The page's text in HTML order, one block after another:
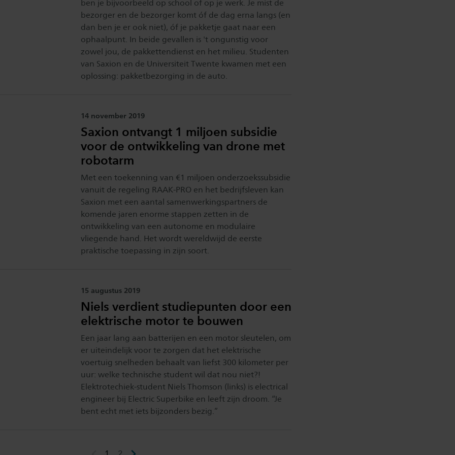
ben je bijvoorbeeld op school of op je werk. Je mist de
bezorger en de bezorger komt óf de dag erna langs (en
dan ben je er ook niet), óf je pakketje gaat naar een
ophaalpunt. In beide gevallen is 't ongunstig voor
zowel jou, de pakkettendienst en het milieu. Studenten
van Saxion en de Universiteit Twente kwamen met een
oplossing: pakketbezorging in de auto.
Publicatiedatum:
14 november 2019
Saxion ontvangt 1 miljoen subsidie
voor de ontwikkeling van drone met
robotarm
Met een toekenning van €1 miljoen onderzoekssubsidie
vanuit de regeling RAAK-PRO en het bedrijfsleven kan
Saxion met een aantal samenwerkingspartners de
komende jaren enorme stappen zetten in de
ontwikkeling van een autonome en modulaire
vliegende hand. Het wordt wereldwijd de eerste
praktische toepassing in zijn soort.
Publicatiedatum:
15 augustus 2019
Niels verdient studiepunten door een
elektrische motor te bouwen
Een jaar lang aan batterijen en een motor sleutelen, om
er uiteindelijk voor te zorgen dat het elektrische
voertuig snelheden behaalt van liefst 300 kilometer per
uur: welke technische student wil dat nou niet?!
Elektrotechiek-student Niels Thomson (links) is electrical
engineer bij Electric Superbike en leeft zijn droom. “Je
bent echt met iets bijzonders bezig.”